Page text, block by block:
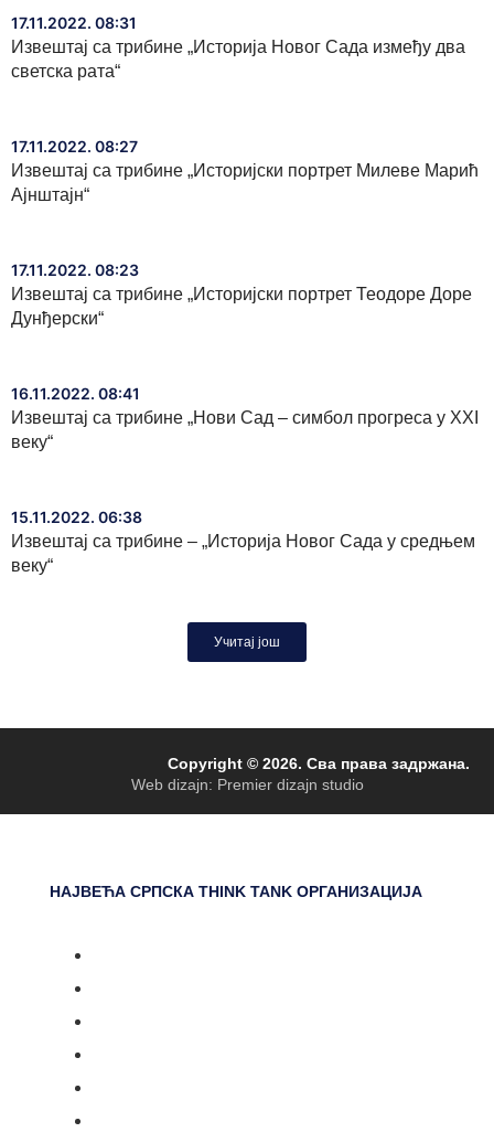
17.11.2022. 08:31
Извештај са трибине „Историја Новог Сада између два
светска рата“
17.11.2022. 08:27
Извештај са трибине „Историјски портрет Милеве Марић
Ајнштајн“
17.11.2022. 08:23
Извештај са трибине „Историјски портрет Теодоре Доре
Дунђерски“
16.11.2022. 08:41
Извештај са трибине „Нови Сад – симбол прогреса у XXI
веку“
15.11.2022. 06:38
Извештај са трибине – „Историја Новог Сада у средњем
веку“
Учитај још
Copyright © 2026. Сва права задржана.
Web dizajn: Premier dizajn studio
НАЈВЕЋА СРПСКА THINK TANK ОРГАНИЗАЦИЈА